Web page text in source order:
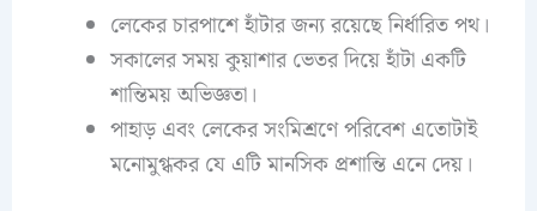
লেকের চারপাশে হাঁটার জন্য রয়েছে নির্ধারিত পথ।
সকালের সময় কুয়াশার ভেতর দিয়ে হাঁটা একটি
শান্তিময় অভিজ্ঞতা।
পাহাড় এবং লেকের সংমিশ্রণে পরিবেশ এতোটাই
মনোমুগ্ধকর যে এটি মানসিক প্রশান্তি এনে দেয়।